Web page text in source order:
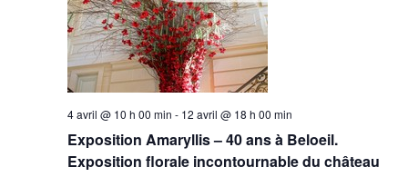
4 avril @ 10 h 00 min - 12 avril @ 18 h 00 min
Exposition Amaryllis – 40 ans à Beloeil.
Exposition florale incontournable du château